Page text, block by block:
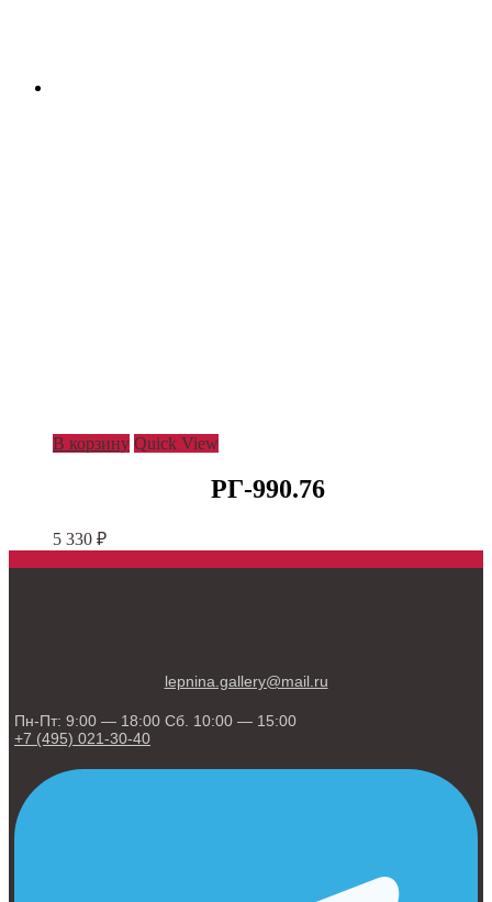
В корзину Quick View
РГ-990.76
5 330 ₽
lepnina.gallery@mail.ru
Пн-Пт: 9:00 — 18:00 Сб. 10:00 — 15:00
+7 (495) 021-30-40